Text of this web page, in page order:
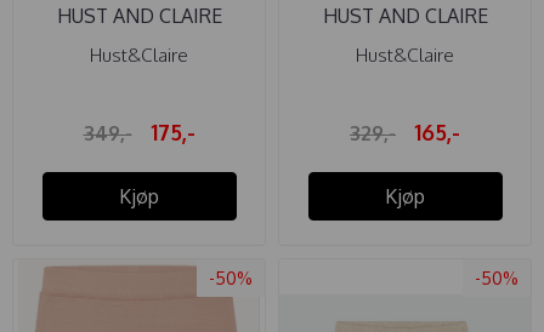
HUST AND CLAIRE
BUKSE ULL ...
Hust&Claire
349,- 175,-
Kjøp
HUST AND CLAIRE
BUKSE ULL ...
Hust&Claire
329,- 165,-
Kjøp
-50% -50%